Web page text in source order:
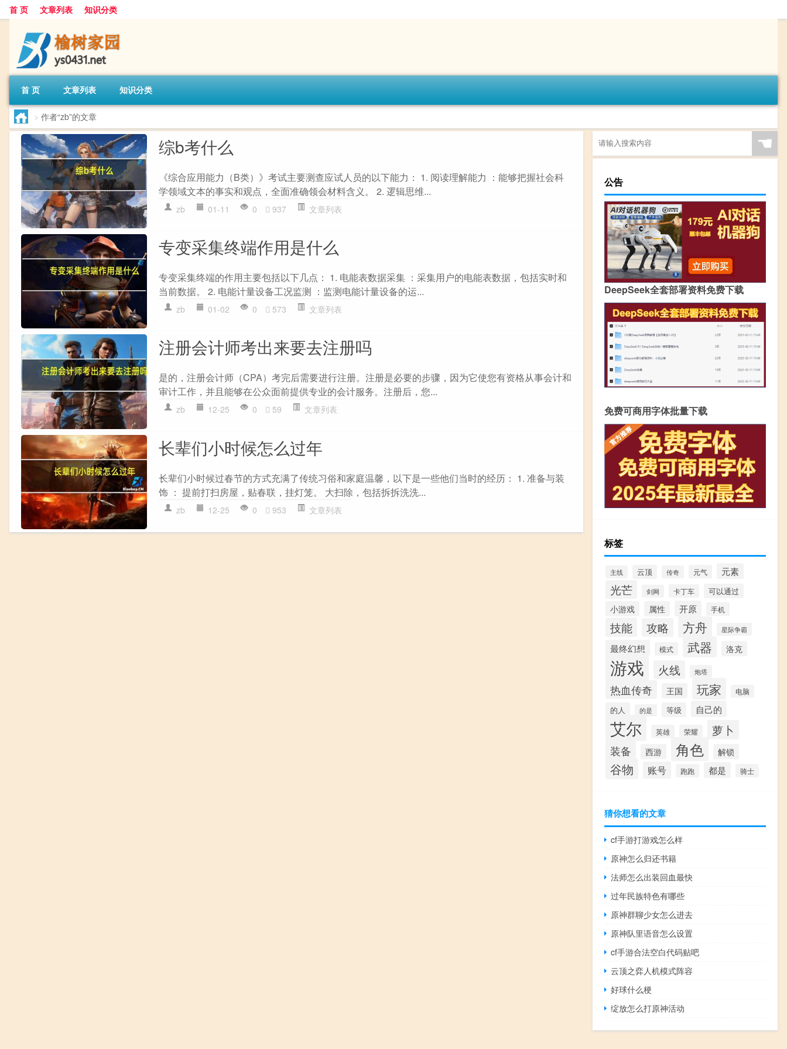
首 页 文章列表 知识分类
首 页 文章列表 知识分类
> 作者“zb”的文章
综b考什么
《综合应用能力（B类）》考试主要测查应试人员的以下能力： 1. 阅读理解能力 ：能够把握社会科
学领域文本的事实和观点，全面准确领会材料含义。 2. 逻辑思维...
zb 01-11 0 937 文章列表
专变采集终端作用是什么
专变采集终端的作用主要包括以下几点： 1. 电能表数据采集 ：采集用户的电能表数据，包括实时和
当前数据。 2. 电能计量设备工况监测 ：监测电能计量设备的运...
zb 01-02 0 573 文章列表
注册会计师考出来要去注册吗
是的，注册会计师（CPA）考完后需要进行注册。注册是必要的步骤，因为它使您有资格从事会计和
审计工作，并且能够在公众面前提供专业的会计服务。注册后，您...
zb 12-25 0 59 文章列表
长辈们小时候怎么过年
长辈们小时候过春节的方式充满了传统习俗和家庭温馨，以下是一些他们当时的经历： 1. 准备与装
饰 ： 提前打扫房屋，贴春联，挂灯笼。 大扫除，包括拆拆洗洗...
zb 12-25 0 953 文章列表
☚
公告
DeepSeek全套部署资料免费下载
免费可商用字体批量下载
标签
主线 云顶 传奇 元气 元素
光芒 剑网 卡丁车 可以通过
小游戏 属性 开原 手机
技能 攻略 方舟 星际争霸
最终幻想 模式 武器 洛克
游戏 火线 炮塔
热血传奇 王国 玩家 电脑
的人 的是 等级 自己的
艾尔 英雄 荣耀 萝卜
装备 西游 角色 解锁
谷物 账号 跑跑 都是 骑士
猜你想看的文章
cf手游打游戏怎么样
原神怎么归还书籍
法师怎么出装回血最快
过年民族特色有哪些
原神群聊少女怎么进去
原神队里语音怎么设置
cf手游合法空白代码贴吧
云顶之弈人机模式阵容
好球什么梗
绽放怎么打原神活动